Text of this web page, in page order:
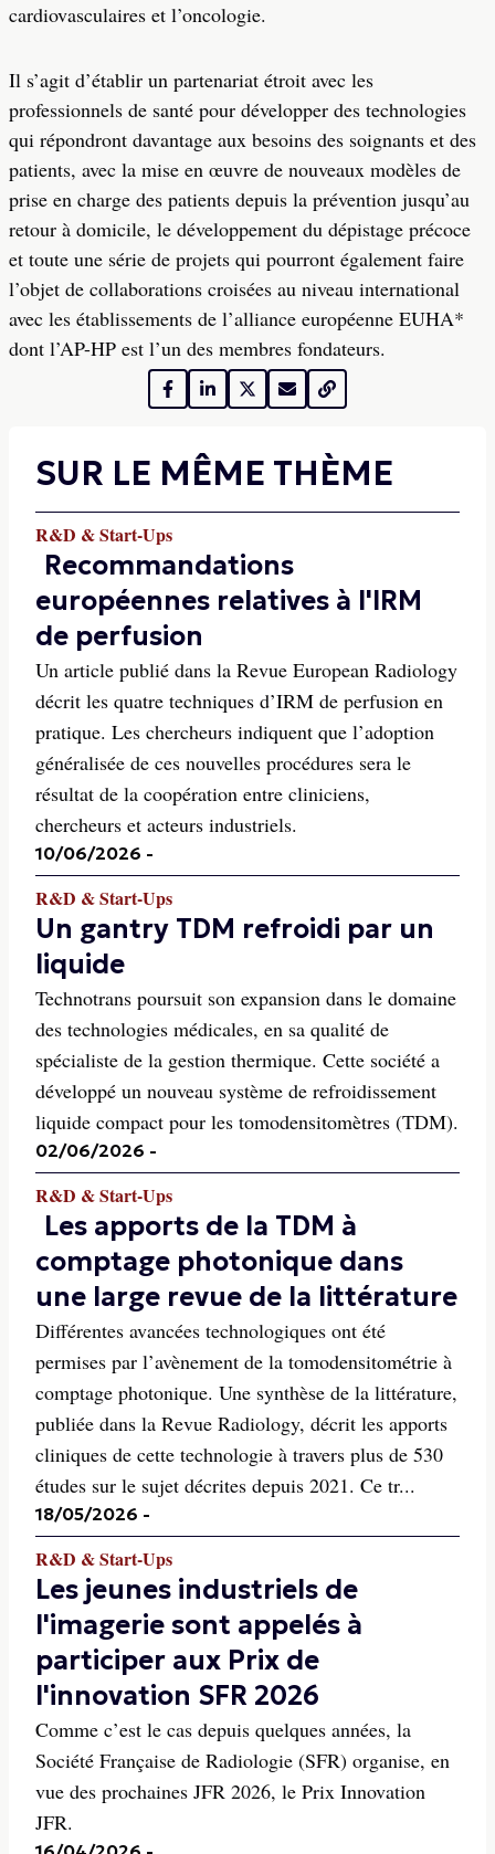
cardiovasculaires et l’oncologie.
Il s’agit d’établir un partenariat étroit avec les
professionnels de santé pour développer des technologies
qui répondront davantage aux besoins des soignants et des
patients, avec la mise en œuvre de nouveaux modèles de
prise en charge des patients depuis la prévention jusqu’au
retour à domicile, le développement du dépistage précoce
et toute une série de projets qui pourront également faire
l’objet de collaborations croisées au niveau international
avec les établissements de l’alliance européenne EUHA*
dont l’AP-HP est l’un des membres fondateurs.
SUR LE MÊME THÈME
R&D & Start-Ups
Recommandations
européennes relatives à l'IRM
de perfusion
Un article publié dans la Revue European Radiology
décrit les quatre techniques d’IRM de perfusion en
pratique. Les chercheurs indiquent que l’adoption
généralisée de ces nouvelles procédures sera le
résultat de la coopération entre cliniciens,
chercheurs et acteurs industriels.
10/06/2026 -
R&D & Start-Ups
Un gantry TDM refroidi par un
liquide
Technotrans poursuit son expansion dans le domaine
des technologies médicales, en sa qualité de
spécialiste de la gestion thermique. Cette société a
développé un nouveau système de refroidissement
liquide compact pour les tomodensitomètres (TDM).
02/06/2026 -
R&D & Start-Ups
Les apports de la TDM à
comptage photonique dans
une large revue de la littérature
Différentes avancées technologiques ont été
permises par l’avènement de la tomodensitométrie à
comptage photonique. Une synthèse de la littérature,
publiée dans la Revue Radiology, décrit les apports
cliniques de cette technologie à travers plus de 530
études sur le sujet décrites depuis 2021. Ce tr...
18/05/2026 -
R&D & Start-Ups
Les jeunes industriels de
l'imagerie sont appelés à
participer aux Prix de
l'innovation SFR 2026
Comme c’est le cas depuis quelques années, la
Société Française de Radiologie (SFR) organise, en
vue des prochaines JFR 2026, le Prix Innovation
JFR.